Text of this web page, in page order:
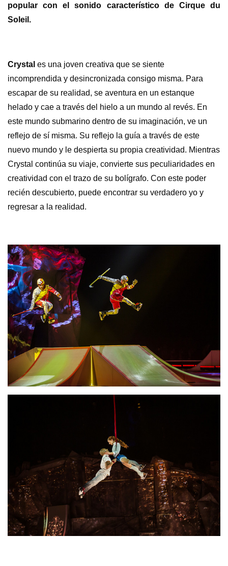
popular con el sonido característico de Cirque du
Soleil.
Crystales una joven creativa que se siente
incomprendida y desincronizada consigo misma. Para
escapar de su realidad, se aventura en un estanque
helado y cae a través del hielo a un mundo al revés. En
este mundo submarino dentro de su imaginación, ve un
reflejo de sí misma. Su reflejo la guía a través de este
nuevo mundo y le despierta su propia creatividad. Mientras
Crystal continúa su viaje, convierte sus peculiaridades en
creatividad con el trazo de su bolígrafo. Con este poder
recién descubierto, puede encontrar su verdadero yo y
regresar a la realidad.